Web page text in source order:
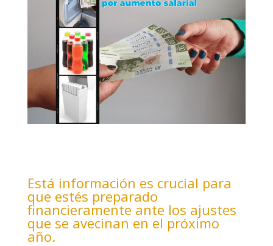
Está información es crucial para
que estés preparado
financieramente ante los ajustes
que se avecinan en el próximo
año.